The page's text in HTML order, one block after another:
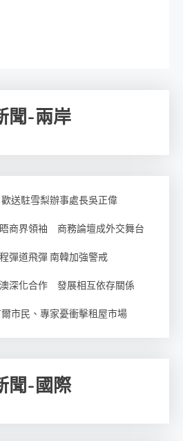
聞-兩岸
送駐雪梨辦事處長吳正偉
商界領袖 商務論壇成外交舞台
彈道飛彈 南韓加強警戒
深化合作 發展相互依存關係
市民、專家憂衝擊租屋市場
聞-國際